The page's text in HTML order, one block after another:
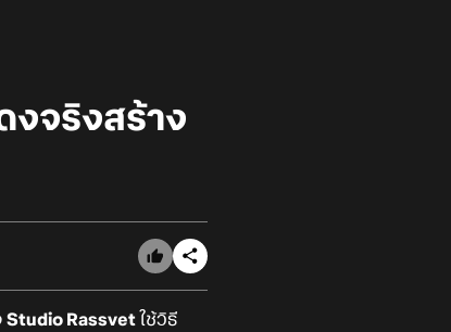
งจริงสร้าง
Studio Rassvet ใช้วิธี